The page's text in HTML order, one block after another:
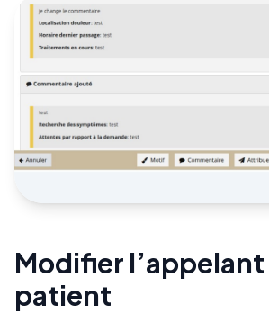
Modifier
patient